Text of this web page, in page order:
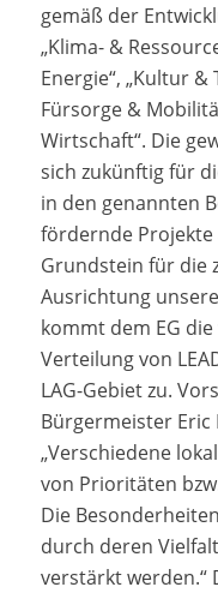
gemäß der
„Klima- &
Energie“, „Kultur
Fürsorge &
Wirtschaft“. Die
sich zukünftig für
in den genannten
fördernde
Grundstein für die
Ausrichtung
kommt dem EG
Verteilung von
LAG-Gebiet zu.
Bürgermeister
„Verschiedene
von Prioritäten
Die
durch deren
verstärkt werden.“